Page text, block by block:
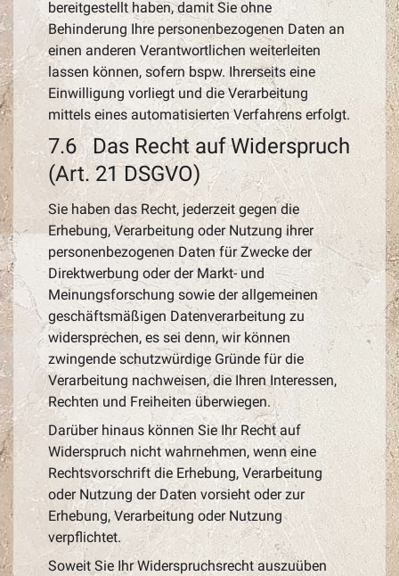
bereitgestellt haben, damit Sie ohne
Behinderung Ihre personenbezogenen Daten an
einen anderen Verantwortlichen weiterleiten
lassen können, sofern bspw. Ihrerseits eine
Einwilligung vorliegt und die Verarbeitung
mittels eines automatisierten Verfahrens erfolgt.
7.6 Das Recht auf Widerspruch
(Art. 21 DSGVO)
Sie haben das Recht, jederzeit gegen die
Erhebung, Verarbeitung oder Nutzung ihrer
personenbezogenen Daten für Zwecke der
Direktwerbung oder der Markt- und
Meinungsforschung sowie der allgemeinen
geschäftsmäßigen Datenverarbeitung zu
widersprechen, es sei denn, wir können
zwingende schutzwürdige Gründe für die
Verarbeitung nachweisen, die Ihren Interessen,
Rechten und Freiheiten überwiegen.
Darüber hinaus können Sie Ihr Recht auf
Widerspruch nicht wahrnehmen, wenn eine
Rechtsvorschrift die Erhebung, Verarbeitung
oder Nutzung der Daten vorsieht oder zur
Erhebung, Verarbeitung oder Nutzung
verpflichtet.
Soweit Sie Ihr Widerspruchsrecht auszuüben